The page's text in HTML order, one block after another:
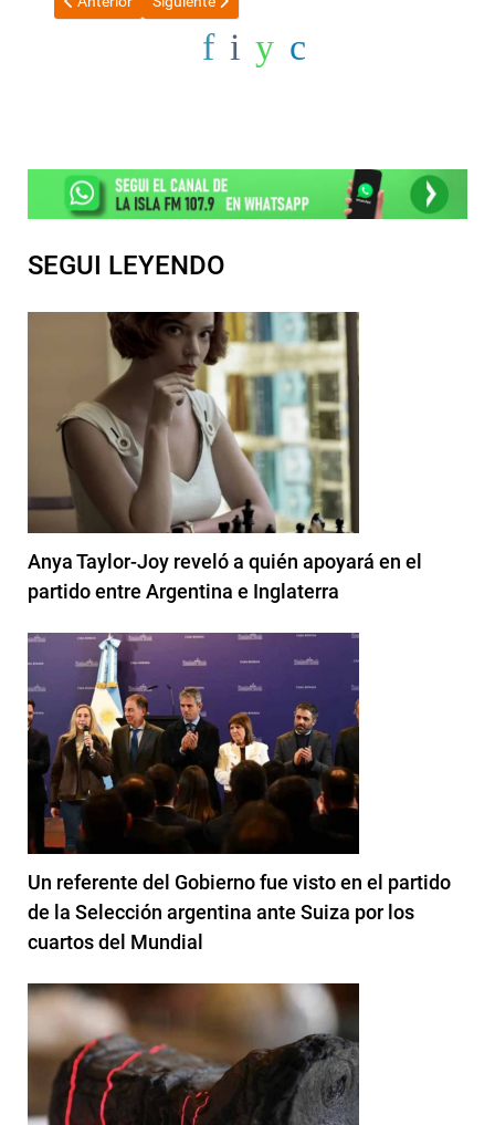
SEGUI LEYENDO
Anya Taylor-Joy reveló a quién apoyará en el
partido entre Argentina e Inglaterra
Un referente del Gobierno fue visto en el partido
de la Selección argentina ante Suiza por los
cuartos del Mundial